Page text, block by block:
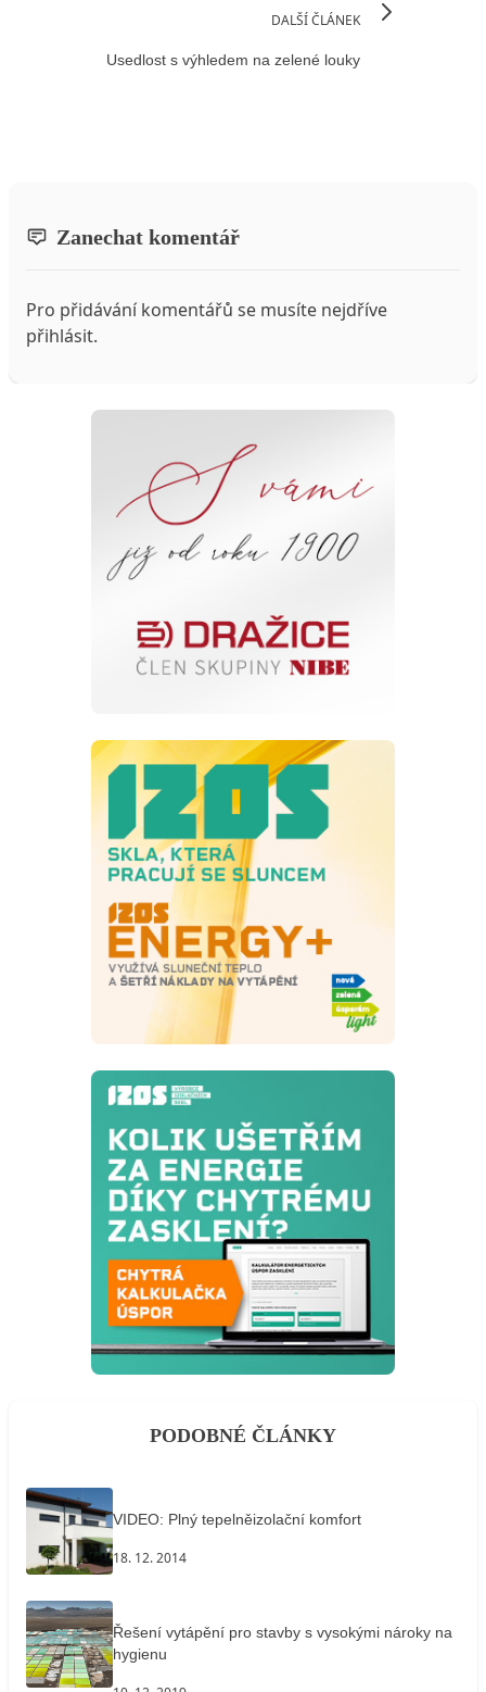
DALŠÍ ČLÁNEK
Usedlost s výhledem na zelené louky
Zanechat komentář
Pro přidávání komentářů se musíte nejdříve
přihlásit.
PODOBNÉ ČLÁNKY
VIDEO: Plný tepelněizolační komfort
18. 12. 2014
Řešení vytápění pro stavby s vysokými nároky na
hygienu